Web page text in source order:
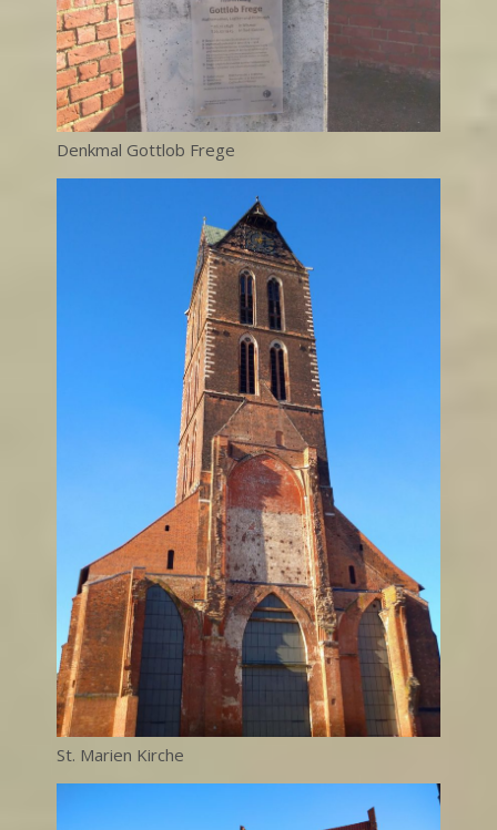
Denkmal Gottlob Frege
St. Marien Kirche